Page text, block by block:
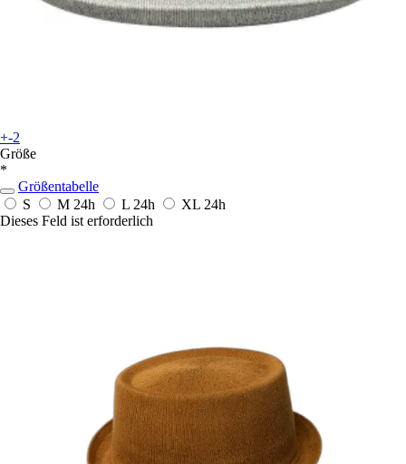
+-2
Größe
*
Größentabelle
S
M 24h L 24h XL 24h
Dieses Feld ist erforderlich